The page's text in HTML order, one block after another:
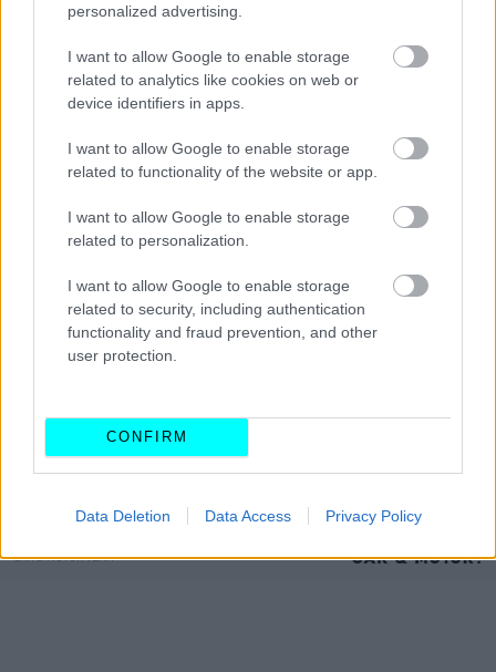
personalized advertising.
I want to allow Google to enable storage
related to analytics like cookies on web or
device identifiers in apps.
I want to allow Google to enable storage
related to functionality of the website or app.
I want to allow Google to enable storage
related to personalization.
I want to allow Google to enable storage
related to security, including authentication
functionality and fraud prevention, and other
user protection.
CONFIRM
Data Deletion Data Access Privacy Policy